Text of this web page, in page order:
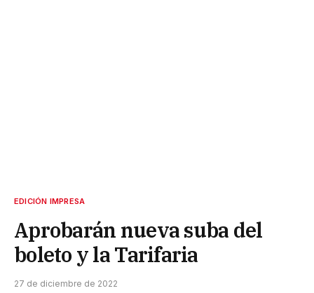
EDICIÓN IMPRESA
Aprobarán nueva suba del
boleto y la Tarifaria
27 de diciembre de 2022